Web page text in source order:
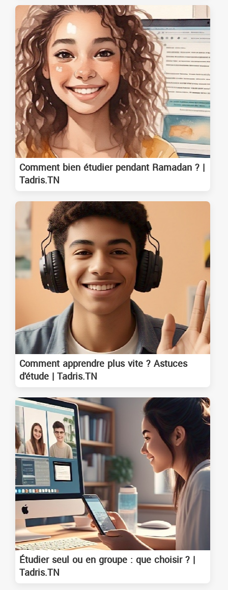
Comment bien étudier pendant Ramadan ? |
Tadris.TN
Comment apprendre plus vite ? Astuces
d'étude | Tadris.TN
Étudier seul ou en groupe : que choisir ? |
Tadris.TN